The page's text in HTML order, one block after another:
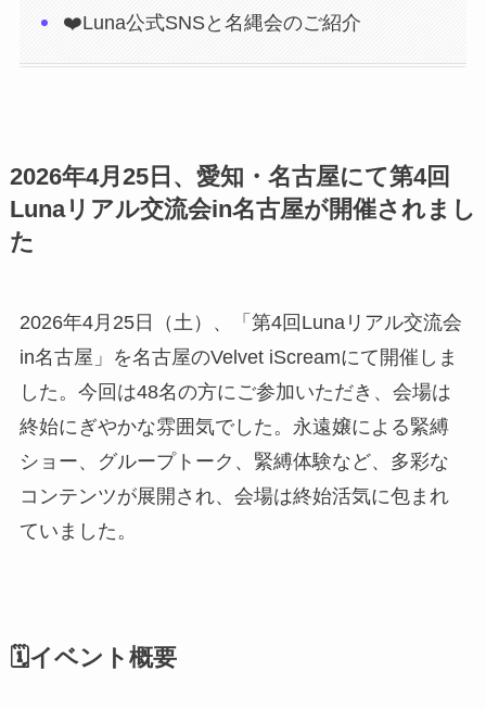
❤️Luna公式SNSと名縄会のご紹介
2026年4月25日、愛知・名古屋にて第4回
Lunaリアル交流会in名古屋が開催されまし
た
2026年4月25日（土）、「第4回Lunaリアル交流会
in名古屋」を名古屋のVelvet iScreamにて開催しま
した。今回は48名の方にご参加いただき、会場は
終始にぎやかな雰囲気でした。永遠嬢による緊縛
ショー、グループトーク、緊縛体験など、多彩な
コンテンツが展開され、会場は終始活気に包まれ
ていました。
🗓️イベント概要